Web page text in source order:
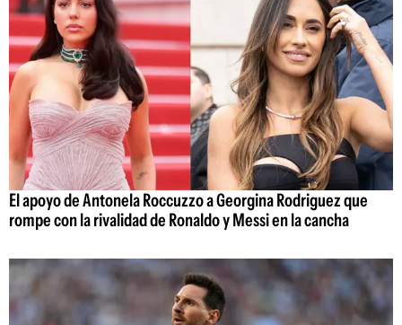
El apoyo de Antonela Roccuzzo a Georgina Rodriguez que
rompe con la rivalidad de Ronaldo y Messi en la cancha